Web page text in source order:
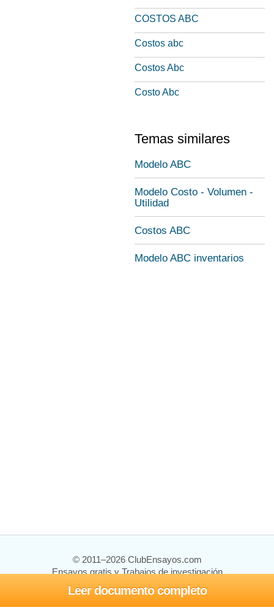
Leer documento completo
COSTOS ABC
Costos abc
Costos Abc
Costo Abc
Temas similares
Modelo ABC
Modelo Costo - Volumen -
Utilidad
Costos ABC
Modelo ABC inventarios
© 2011–2026 ClubEnsayos.com
Ensayos gratis y Trabajos de investigación